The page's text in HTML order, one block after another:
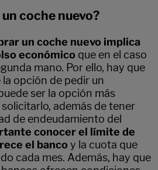
coche nuevo?
un coche nuevo implica
económico que en el caso
mano. Por ello, hay que
opción de pedir un
ser la opción más
además de tener
de endeudamiento del
conocer el límite de
el banco y la cuota que
cada mes. Además, hay que